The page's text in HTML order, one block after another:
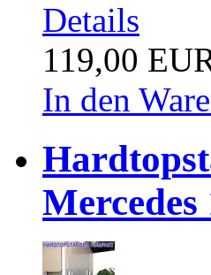
Details
119,00
In den
Mercedes